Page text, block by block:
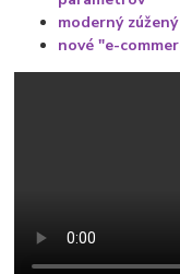
moderný
nové "e-